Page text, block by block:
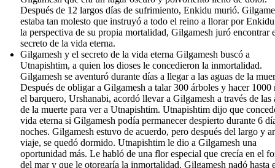
Después de 12 largos días de sufrimiento, Enkidu murió.
estaba tan molesto que instruyó a todo el reino a llorar por
la perspectiva de su propia mortalidad, Gilgamesh juró encontrar
secreto de la vida eterna.
Gilgamesh y el secreto de la vida eterna Gilgamesh buscó a
Utnapishtim, a quien los dioses le concedieron la inmortalidad.
Gilgamesh se aventuró durante días a llegar a las aguas de la
Después de obligar a Gilgamesh a talar 300 árboles y hacer 1000
el barquero, Urshanabi, acordó llevar a Gilgamesh a través de las
de la muerte para ver a Utnapishtim. Utnapishtim dijo que
vida eterna si Gilgamesh podía permanecer despierto durante 6
noches. Gilgamesh estuvo de acuerdo, pero después del largo y
viaje, se quedó dormido. Utnapishtim le dio a Gilgamesh una
oportunidad más. Le habló de una flor especial que crecía en el
del mar y que le otorgaría la inmortalidad. Gilgamesh nadó hasta